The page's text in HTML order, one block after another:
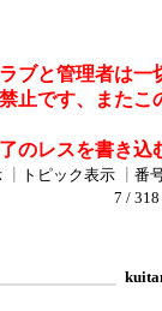
ブと管理者は
止です、また
のレスを書き
トピック表示
番
7 / 318